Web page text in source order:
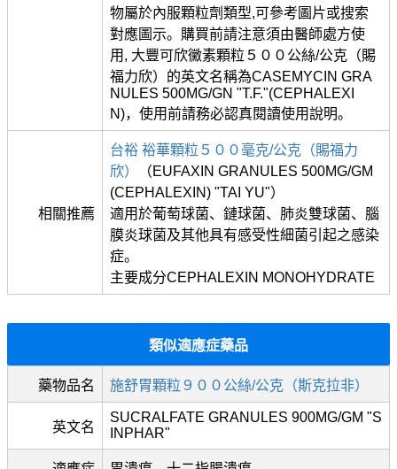
物屬於內服顆粒劑類型,可參考圖片或搜索
對應圖示。購買前請注意須由醫師處方使
用, 大豐可欣黴素顆粒５００公絲/公克（賜
福力欣）的英文名稱為CASEMYCIN GRA
NULES 500MG/GN "T.F."(CEPHALEXI
N)，使用前請務必認真閱讀使用說明。
相關推薦
台裕 裕華顆粒５００毫克/公克（賜福力
欣）
（EUFAXIN GRANULES 500MG/GM
(CEPHALEXIN) "TAI YU"）
適用於葡萄球菌、鏈球菌、肺炎雙球菌、腦
膜炎球菌及其他具有感受性細菌引起之感染
症。
主要成分CEPHALEXIN MONOHYDRATE
類似適應症藥品
藥物品名 施舒胃顆粒９００公絲/公克（斯克拉非）
英文名
SUCRALFATE GRANULES 900MG/GM "S
INPHAR"